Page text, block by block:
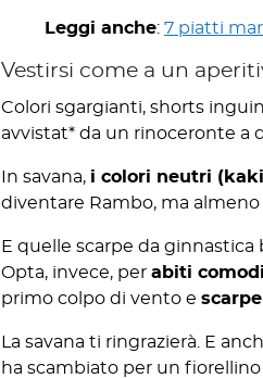
Leggi anche: 7 piatti
Vestirsi come a un
Colori sgargianti, shorts
avvistat* da un rinoceronte a
In savana, i colori neutri
diventare Rambo, ma
E quelle scarpe da
Opta, invece, per abiti
primo colpo di vento e
La savana ti ringrazierà. E
ha scambiato per un fiorellino